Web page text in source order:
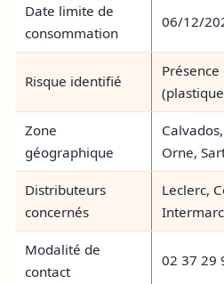
Date limite de
consommation
06/12/
Risque identifié
Zone
géographique
Orne,
Distributeurs
concernés
Leclerc,
Modalité de
contact
02 37 29